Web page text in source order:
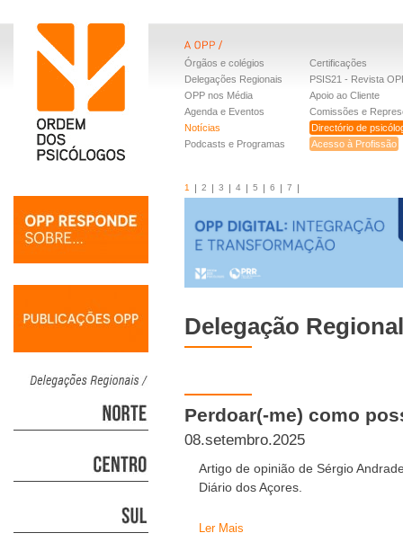
Órgãos e colégios
Delegações Regionais
OPP nos Média
Agenda e Eventos
Notícias
Podcasts e Programas
Certificações
PSIS21 - Revista
Apoio ao Cliente
Comissões e
Directório de
Acesso à Profissão
1 2 3 4 5 6 7
Delegação
Perdoar(-me) como
08.setembro.2025
Artigo de opinião de Sérgio
Diário dos Açores.
Ler Mais